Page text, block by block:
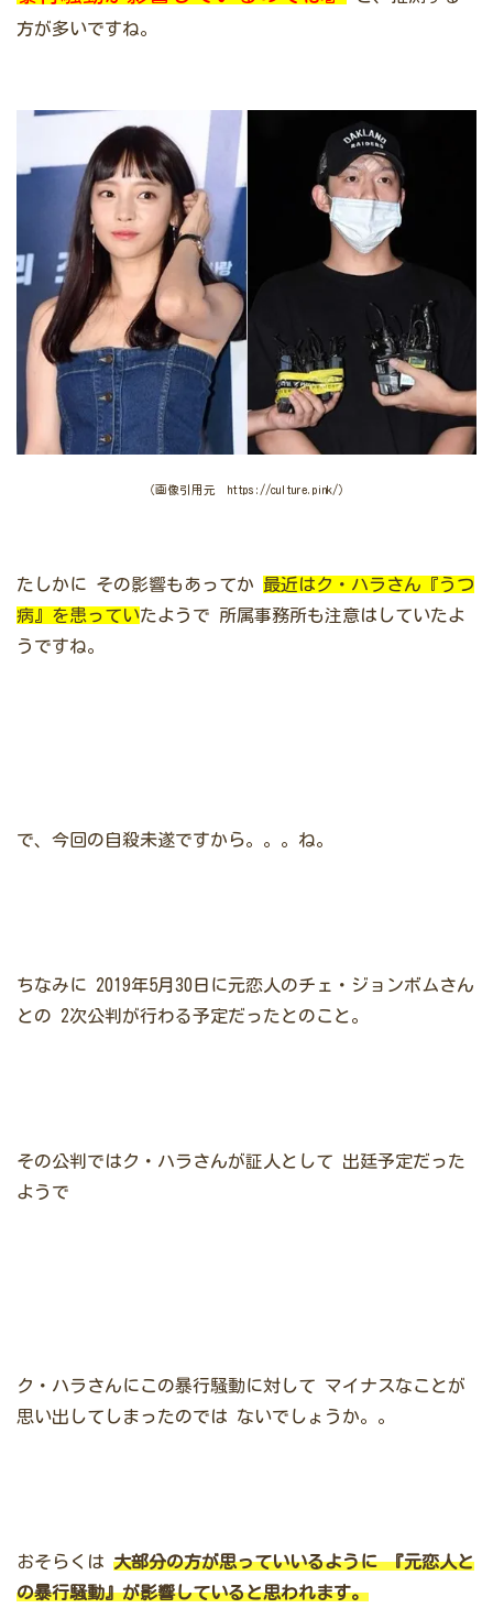
方が多いですね。
（画像引用元 https://culture.pink/）
たしかに その影響もあってか
最近はク・ハラさん『うつ
病』を患っていたようで 所属事務所も注意はしていたよ
うですね。
で、今回の自殺未遂ですから。。。ね。
ちなみに 2019年5月30日に元恋人のチェ・ジョンボムさん
との 2次公判が行わる予定だったとのこと。
その公判ではク・ハラさんが証人として 出廷予定だった
ようで
ク・ハラさんにこの暴行騒動に対して マイナスなことが
思い出してしまったのでは ないでしょうか。。
おそらくは 大部分の方が思っていいるように『元恋人と
の暴行騒動』が影響していると思われます。